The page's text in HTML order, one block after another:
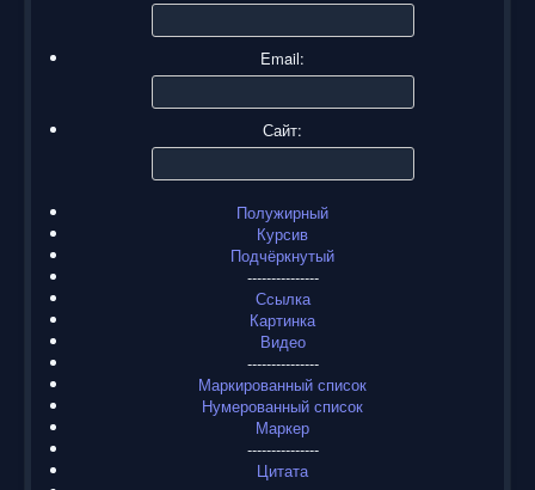
Email:
Сайт:
Полужирный
Курсив
Подчёркнутый
---------------
Ссылка
Картинка
Видео
---------------
Маркированный список
Нумерованный список
Маркер
---------------
Цитата